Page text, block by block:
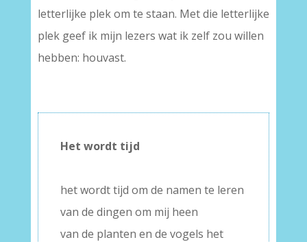
letterlijke plek om te staan. Met die letterlijke
plek geef ik mijn lezers wat ik zelf zou willen
hebben: houvast.
Het wordt tijd
het wordt tijd om de namen te leren
van de dingen om mij heen
van de planten en de vogels het